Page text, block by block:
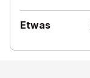
Etwas